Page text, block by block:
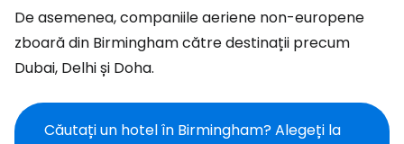
De asemenea, companiile aeriene non-europene
zboară din Birmingham către destinații precum
Dubai, Delhi și Doha.
Căutați un hotel în Birmingham? Alegeți la